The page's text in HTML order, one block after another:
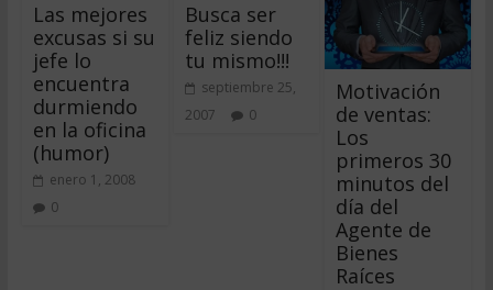
Las mejores
excusas si su
jefe lo
encuentra
durmiendo
en la oficina
(humor)
enero 1, 2008
0
Busca ser
feliz siendo
tu mismo!!!
septiembre 25,
2007
0
Motivación
de ventas:
Los
primeros 30
minutos del
día del
Agente de
Bienes
Raíces